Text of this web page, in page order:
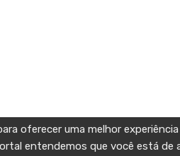
oferecer uma melhor
entendemos que você está de